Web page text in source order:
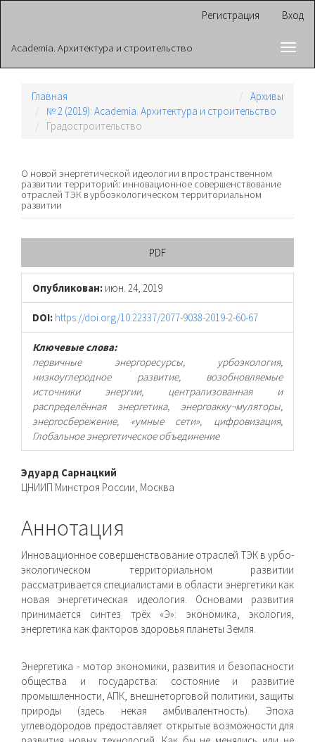
Основное
содержимое
панель
Регистрация Вход
Academia. Архитектура и строительство
Главная
Архивы
№ 2 (2019): Academia. Архитектура и строительство
Градостроительство
О новой энергетической идеологии в пространственном
развитии территорий: инновационное совершенствование
отраслей ТЭК в урбоэкологическом территориальном
развитии
панель
статьи
PDF
Опубликован: июн. 24, 2019
DOI: https://doi.org/10.22337/2077-9038-2019-2-60-67
Ключевые слова:
первичные энергоресурсы, урбоэкология,
низкоуглеродное развитие, возобновляемые
источники энергии, централизованная и
распределённая энергетика, энергоакку¬муляторы,
энергосбережение, «умные сети», цифровизация,
Глобальное энергетическое объединение
Основное
содержимое
статьи
Эдуард Сарнацкий
ЦНИИП Минстроя России, Москва
Аннотация
Инновационное совершенствование отраслей ТЭК в урбо-
экологическом территориальном развитии
рассматривается специалистами в области энергетики как
новая энергетиче­ская идеология. Основами развития
принимается синтез трёх «Э»: экономика, экология,
энергетика как факторов здоровья планеты Земля.
Энергетика - мотор экономики, развития и безопасности
общества и государства: состояние и развитие
промышлен­ности, АПК, внешнеторговой политики, защиты
природы (здесь некая амбивалентность). Эпоха
углеводородов предоставляет открытые возможности для